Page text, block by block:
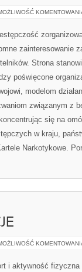
zainteresowanie
Strona
poświęcone
modelom
związanym z
się na
w kraju,
Narkotykowe.
i aktywność